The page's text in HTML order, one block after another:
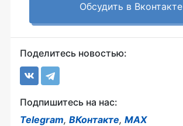
Обсудить в Вконтакте
Поделитесь новостью:
Подпишитесь на нас:
Telegram, ВКонтакте, MAX